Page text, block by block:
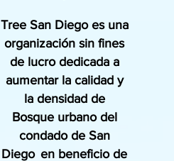
Tree San Diego es una
organización sin fines
de lucro dedicada a
aumentar la calidad y
la densidad de
Bosque urbano del
condado de San
Diego en beneficio de